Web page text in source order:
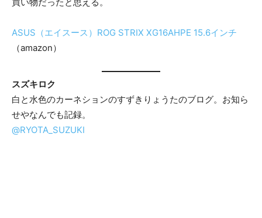
買い物だったと思える。
ASUS（エイスース）ROG STRIX XG16AHPE 15.6インチ
（amazon）
スズキロク
白と水色のカーネションのすずきりょうたのブログ。お知ら
せやなんでも記録。
@RYOTA_SUZUKI